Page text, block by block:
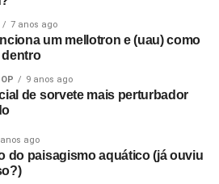
7 anos ago
um mellotron e (uau) como
dentro
9 anos ago
de sorvete mais perturbador
ago
do paisagismo aquático (já ouviu